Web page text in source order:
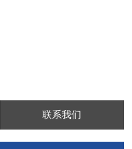
联系我们